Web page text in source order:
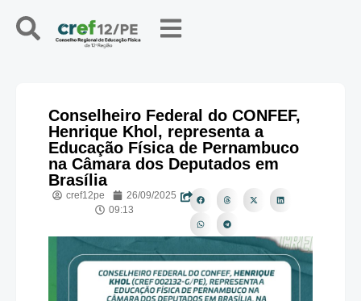
Conselheiro Federal do CONFEF,
Henrique Khol, representa a
Educação Física de Pernambuco
na Câmara dos Deputados em
Brasília
cref12pe
26/09/2025
09:13